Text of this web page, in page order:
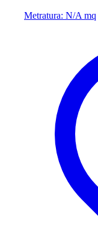
Metratura: N/A mq